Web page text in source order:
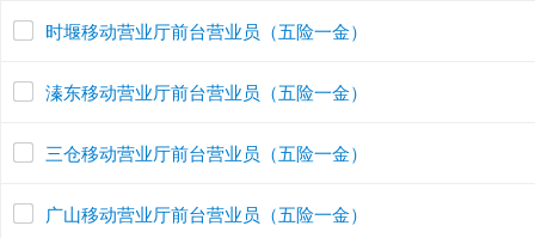
时堰移动营业厅前台营业员（五险一金）
溱东移动营业厅前台营业员（五险一金）
三仓移动营业厅前台营业员（五险一金）
广山移动营业厅前台营业员（五险一金）